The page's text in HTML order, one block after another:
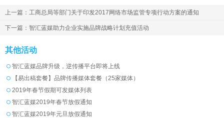
上一篇：工商总局等部门关于印发2017网络市场监管专项行动方案的通知
下一篇：智汇蓝媒助力企业实施品牌战略计划充值活动
其他活动
智汇蓝媒品牌升级，逆传播平台即将上线
【易出稿套餐】品牌传播媒体套餐（25家媒体）
2019年春节假期可发媒体列表
智汇蓝媒2019年春节放假通知
智汇蓝媒2019年元旦放假通知